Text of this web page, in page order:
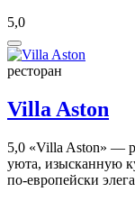
5,0
ресторан
Villa Aston
5,0 «Villa Aston» —
уюта, изысканную
по-европейски